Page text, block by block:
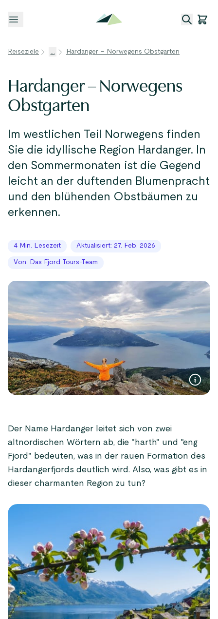
Menü öffnen
Reiseziele ... Hardanger – Norwegens Obstgarten
Hardanger – Norwegens
Obstgarten
Im westlichen Teil Norwegens finden
Sie die idyllische Region Hardanger. In
den Sommermonaten ist die Gegend
leicht an der duftenden Blumenpracht
und den blühenden Obstbäumen zu
erkennen.
4 Min. Lesezeit Aktualisiert: 27. Feb. 2026
Von: Das Fjord Tours-Team
Der Name Hardanger leitet sich von zwei
altnordischen Wörtern ab, die "harth" und "eng
Fjord" bedeuten, was in der rauen Formation des
Hardangerfjords deutlich wird. Also, was gibt es in
dieser charmanten Region zu tun?